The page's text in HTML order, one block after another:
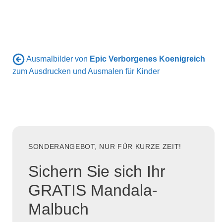
Ausmalbilder von Epic Verborgenes Koenigreich
zum Ausdrucken und Ausmalen für Kinder
SONDERANGEBOT, NUR FÜR KURZE ZEIT!
Sichern Sie sich Ihr
GRATIS Mandala-
Malbuch